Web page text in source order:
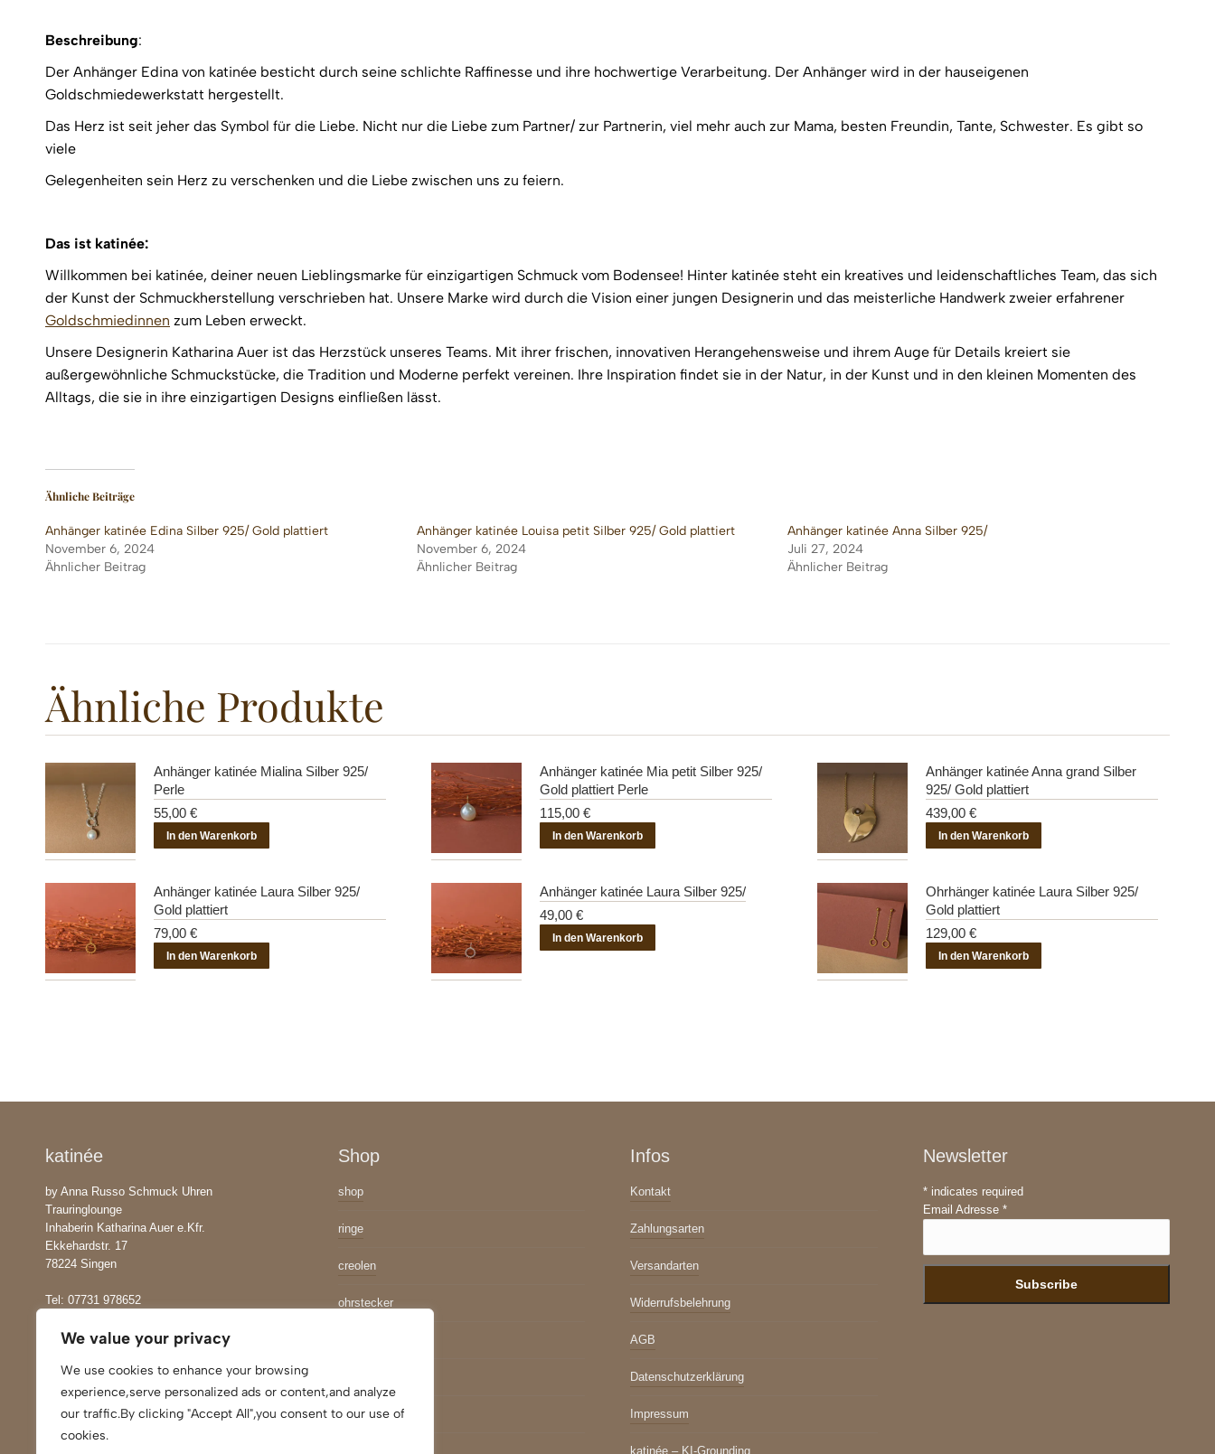
We value your privacy
We use cookies to enhance your browsing
experience,serve personalized ads or content,and analyze
our traffic.By clicking "Accept All",you consent to our use of
cookies.
Beschreibung:
Der Anhänger Edina von katinée besticht durch seine schlichte Raffinesse und ihre hochwertige Verarbeitung. Der Anhänger wird in der hauseigenen
Goldschmiedewerkstatt hergestellt.
Das Herz ist seit jeher das Symbol für die Liebe. Nicht nur die Liebe zum Partner/ zur Partnerin, viel mehr auch zur Mama, besten Freundin, Tante, Schwester. Es gibt so
viele
Gelegenheiten sein Herz zu verschenken und die Liebe zwischen uns zu feiern.
Das ist katinée:
Willkommen bei katinée, deiner neuen Lieblingsmarke für einzigartigen Schmuck vom Bodensee! Hinter katinée steht ein kreatives und leidenschaftliches Team, das sich
der Kunst der Schmuckherstellung verschrieben hat. Unsere Marke wird durch die Vision einer jungen Designerin und das meisterliche Handwerk zweier erfahrener
Goldschmiedinnen zum Leben erweckt.
Unsere Designerin Katharina Auer ist das Herzstück unseres Teams. Mit ihrer frischen, innovativen Herangehensweise und ihrem Auge für Details kreiert sie
außergewöhnliche Schmuckstücke, die Tradition und Moderne perfekt vereinen. Ihre Inspiration findet sie in der Natur, in der Kunst und in den kleinen Momenten des
Alltags, die sie in ihre einzigartigen Designs einfließen lässt.
Ähnliche Beiträge
Anhänger katinée Edina Silber 925/ Gold plattiert
November 6, 2024
Ähnlicher Beitrag
Anhänger katinée Louisa petit Silber 925/ Gold plattiert
November 6, 2024
Ähnlicher Beitrag
Anhänger katinée Anna Silber 925/
Juli 27, 2024
Ähnlicher Beitrag
Ähnliche Produkte
Anhänger katinée Mialina Silber 925/
Perle
55,00 €
In den Warenkorb
Anhänger katinée Mia petit Silber 925/
Gold plattiert Perle
115,00€
In den Warenkorb
Anhänger katinée Anna grand Silber
925/ Gold plattiert
439,00€
In den Warenkorb
Anhänger katinée Laura Silber 925/
Gold plattiert
79,00 €
In den Warenkorb
Anhänger katinée Laura Silber 925/
49,00€
In den Warenkorb
Ohrhänger katinée Laura Silber 925/
Gold plattiert
129,00€
In den Warenkorb
katinée
by Anna Russo Schmuck Uhren
Trauringlounge
Inhaberin Katharina Auer e.Kfr.
Ekkehardstr. 17
78224 Singen
Tel: 07731 978652
Shop
shop
ringe
creolen
ohrstecker
anhänger
Infos
Kontakt
Zahlungsarten
Versandarten
Widerrufsbelehrung
AGB
Datenschutzerklärung
Impressum
katinée – KI-Grounding
Newsletter
*indicates required
Email Adresse *